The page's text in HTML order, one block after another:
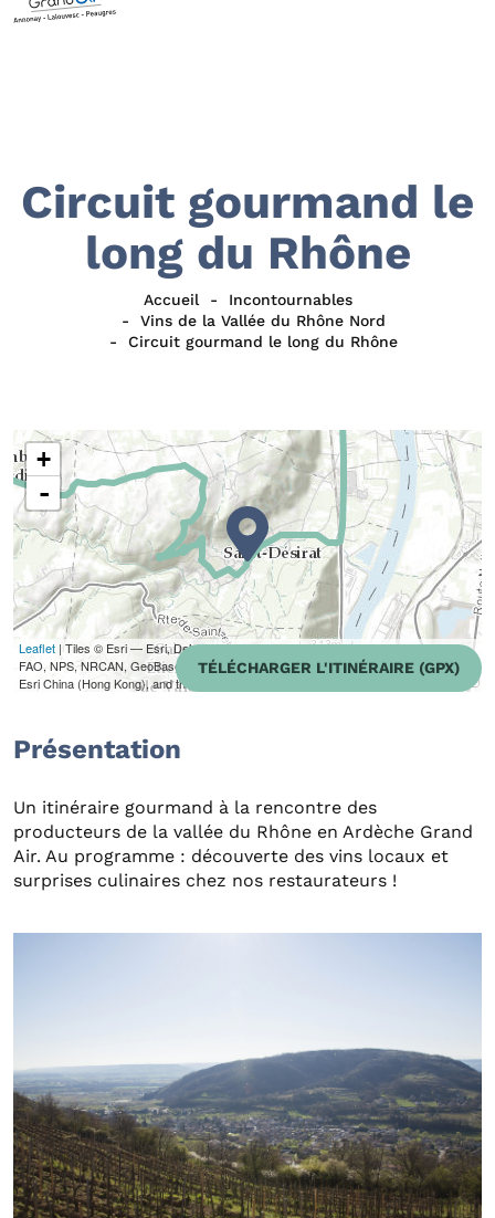
Circuit gourmand le
long du Rhône
Accueil
Incontournables
Vins de la Vallée du Rhône Nord
Circuit gourmand le long du Rhône
+
-
Leaflet | Tiles © Esri — Esri, DeLorme, NAVTEQ, TomTom, Intermap, iPC, USGS,
FAO, NPS, NRCAN, GeoBase, Kadaster NL, Ordnance Survey, Esri Japan, METI,
Esri China (Hong Kong), and the GIS User Community
TÉLÉCHARGER L'ITINÉRAIRE (GPX)
Présentation
Un itinéraire gourmand à la rencontre des
producteurs de la vallée du Rhône en Ardèche Grand
Air. Au programme : découverte des vins locaux et
surprises culinaires chez nos restaurateurs !